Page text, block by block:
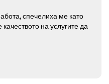
спечелиха ме като
на услугите да